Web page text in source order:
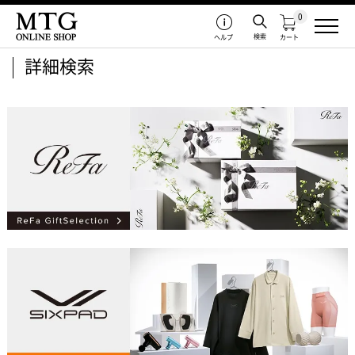
カート
0
検索
ヘルプ
詳細検索